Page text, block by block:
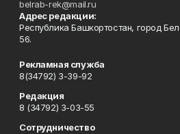
belrab-rek@mail.ru
Адрес редакции:
Республика Башкортостан, город
56.
Рекламная служба
8(34792) 3-39-92
Редакция
8 (34792) 3-03-55
Сотрудничество